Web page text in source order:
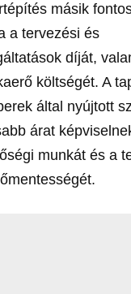
másik
a tervezési és
díját,
költségét. A
által nyújtott
árat
munkát és a